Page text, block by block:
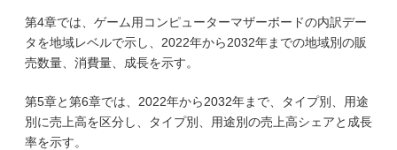
第4章では、ゲーム用コンピューターマザーボードの内訳デー
タを地域レベルで示し、2022年から2032年までの地域別の販
売数量、消費量、成長を示す。
第5章と第6章では、2022年から2032年まで、タイプ別、用途
別に売上高を区分し、タイプ別、用途別の売上高シェアと成長
率を示す。